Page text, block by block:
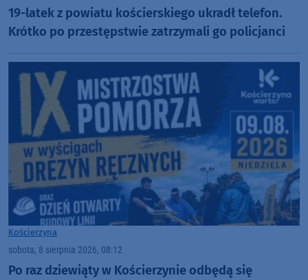
19-latek z powiatu kościerskiego ukradł telefon.
Krótko po przestępstwie zatrzymali go policjanci
Kościerzyna
sobota, 8 sierpnia 2026, 08:12
Po raz dziewiąty w Kościerzynie odbędą się